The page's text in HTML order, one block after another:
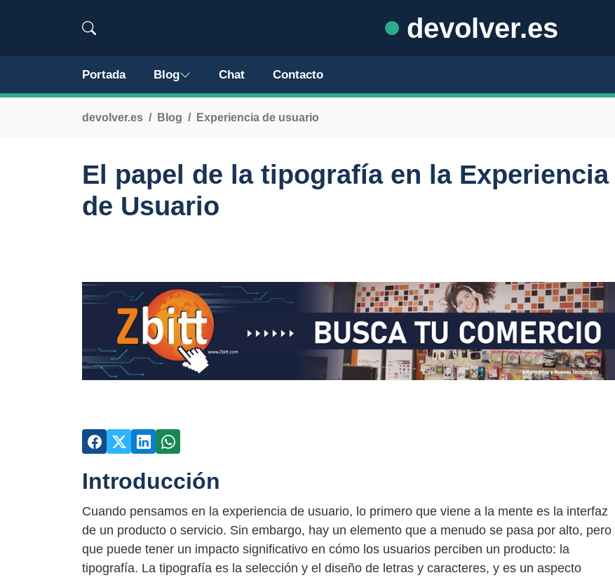
devolver.es
Portada Blog Chat Contacto
devolver.es Blog Experiencia de usuario
El papel de la tipografía en la Experiencia
de Usuario
Introducción
Cuando pensamos en la experiencia de usuario, lo primero que viene a la mente es la interfaz
de un producto o servicio. Sin embargo, hay un elemento que a menudo se pasa por alto, pero
que puede tener un impacto significativo en cómo los usuarios perciben un producto: la
tipografía. La tipografía es la selección y el diseño de letras y caracteres, y es un aspecto